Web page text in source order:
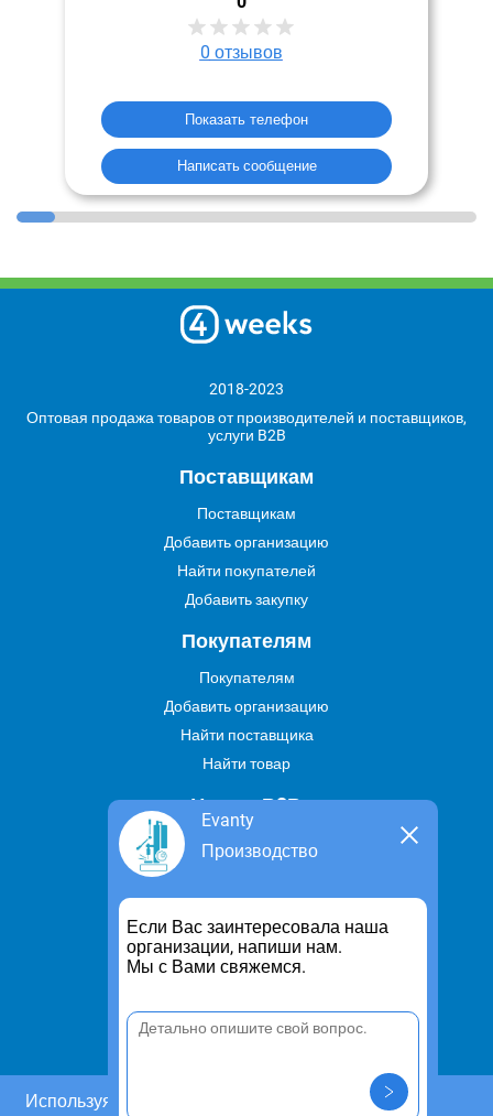
0 отзывов
Показать телефон
Написать сообщение
Evanty
Производство
Если Вас заинтересовала наша
организации, напиши нам.
Мы с Вами свяжемся.
Используя этот сайт, Вы даете согласие на
2018-2023
Оптовая продажа товаров от производителей и поставщиков,
услуги B2B
Поставщикам
Поставщикам
Добавить организацию
Найти покупателей
Добавить закупку
Покупателям
Покупателям
Добавить организацию
Найти поставщика
Найти товар
Услуги В2В
Найти услугу
Предложить свою услугу
Дропшиппинг
Транспортные услуги
Информация
Политика конфиденциальности